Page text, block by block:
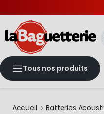
Tous nos produits
Accueil Batteries